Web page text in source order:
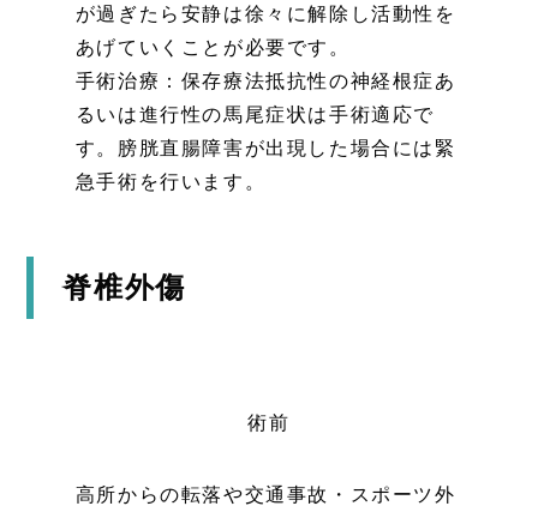
が過ぎたら安静は徐々に解除し活動性を
あげていくことが必要です。
手術治療：保存療法抵抗性の神経根症あ
るいは進行性の馬尾症状は手術適応で
す。膀胱直腸障害が出現した場合には緊
急手術を行います。
脊椎外傷
術前
高所からの転落や交通事故・スポーツ外